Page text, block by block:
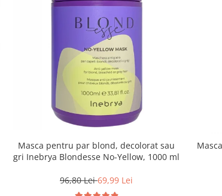
Masca pentru par blond, decolorat sau
gri Inebrya Blondesse No-Yellow, 1000 ml
96,80 Lei69,99 Lei